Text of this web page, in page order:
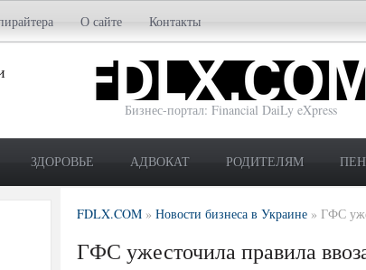
О сайте Контакты
Бизнес-портал: Financial DaiLy eXpress
ЗДОРОВЬЕ АДВОКАТ РОДИТЕЛЯМ
FDLX.COM » Новости бизнеса в Украине » ГФС
ГФС ужесточила правила